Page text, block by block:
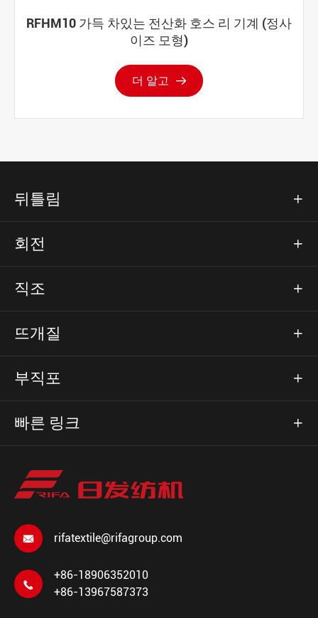
RFHM10 가득 차있는 전산화 호스 리 기계 (정사
이즈 모형)
더 알고 
뒤틀림 
회전 
직조 
뜨개질 
부직포 
빠른 링크 
 rifatextile@rifagroup.com

+86-18906352010
+86-13967587373